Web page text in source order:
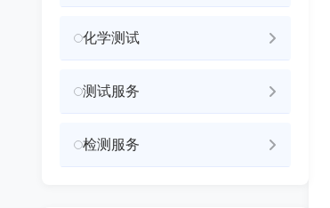
化学测试
测试服务
检测服务